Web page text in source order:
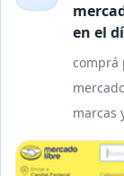
en el
comprá
marcas